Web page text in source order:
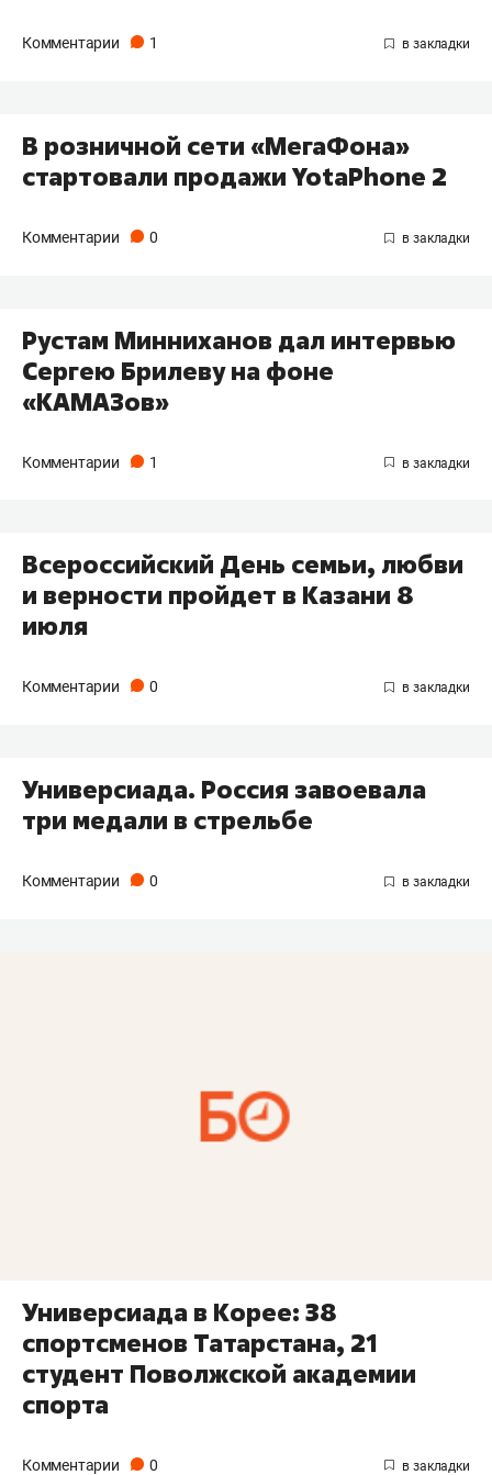
Комментарии 1
В розничной сети «МегаФона»
стартовали продажи YotaPhone 2
Комментарии 0
Рустам Минниханов дал интервью
Сергею Брилеву на фоне
«КАМАЗов»
Комментарии 1
Всероссийский День семьи, любви
и верности пройдет в Казани 8
июля
Комментарии 0
Универсиада. Россия завоевала
три медали в стрельбе
Комментарии 0
Универсиада в Корее: 38
спортсменов Татарстана, 21
студент Поволжской академии
спорта
Комментарии 0